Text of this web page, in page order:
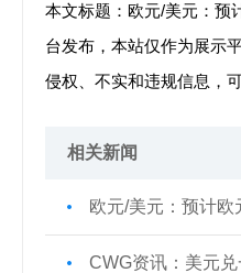
本文标题：欧元/美元：预
台发布，本站仅作为展示
侵权、不实和违规信息，
相关新闻
欧元/美元：预计
CWG资讯：美元